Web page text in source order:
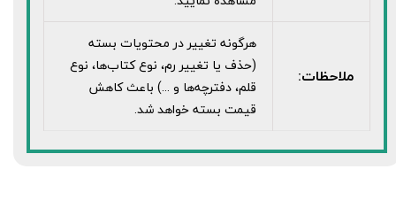
ملاحظات:
هرگونه تغییر در محتویات بسته
(حذف یا تغییر رم، نوع کتاب‌ها، نوع
قلم، دفترچه‌ها و ...) باعث کاهش
قیمت بسته خواهد شد.